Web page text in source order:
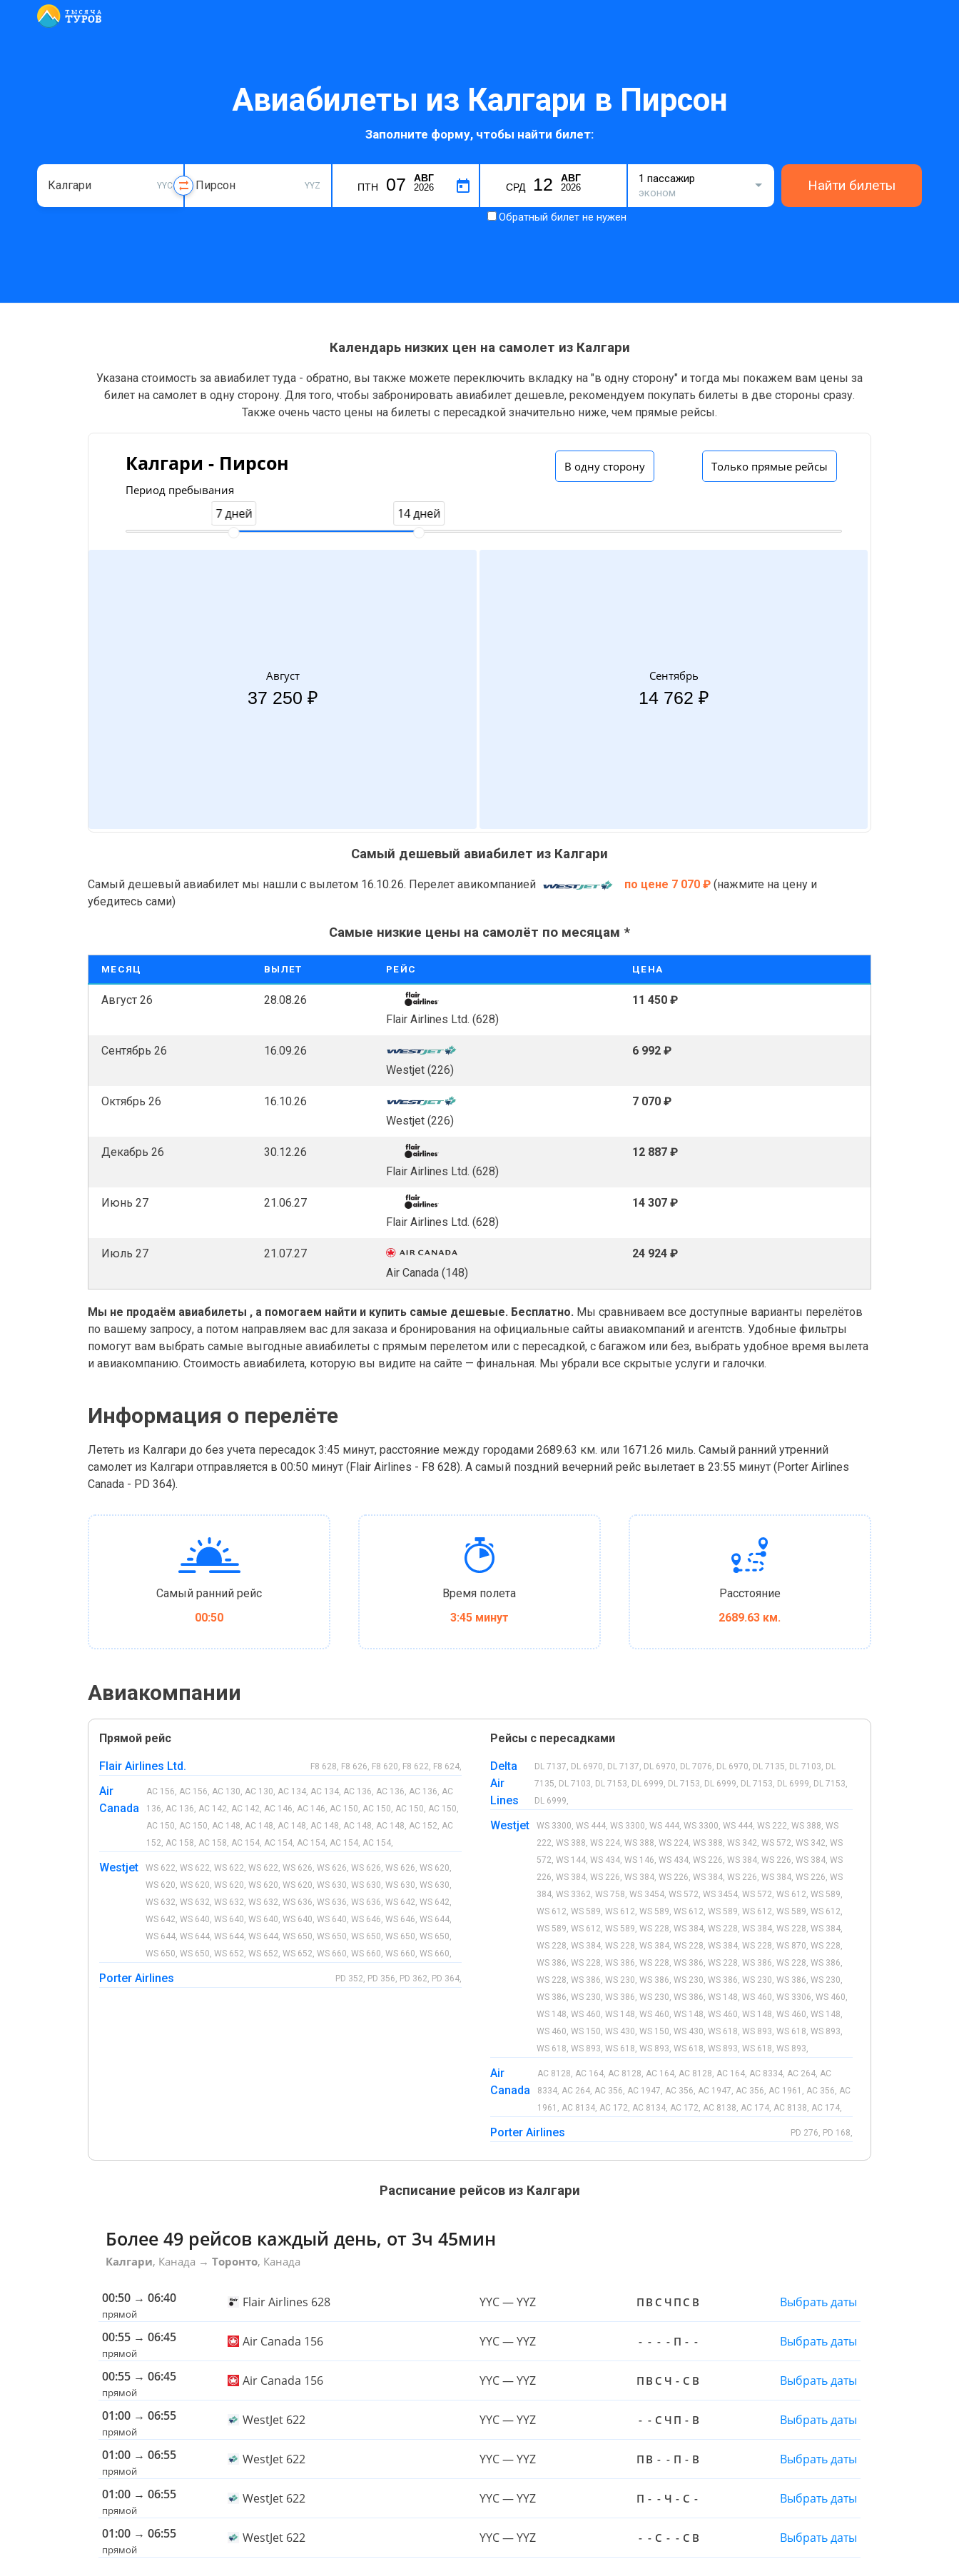
Авиабилеты из Калгари в Пирсон
Заполните форму, чтобы найти билет:
YYC YYZ ПТН 07 АВГ
2026 СРД 12 АВГ
2026
1 пассажир
эконом
Найти билеты
Обратный билет не нужен
Календарь низких цен на самолет из Калгари
Указана стоимость за авиабилет туда - обратно, вы также можете переключить вкладку на "в одну сторону" и тогда мы покажем вам цены за
билет на самолет в одну сторону. Для того, чтобы забронировать авиабилет дешевле, рекомендуем покупать билеты в две стороны сразу.
Также очень часто цены на билеты с пересадкой значительно ниже, чем прямые рейсы.
Калгари - Пирсон В одну сторону
Только прямые рейсы
Период пребывания
7 дней 14 дней
Август
37 250 ₽
Сентябрь
14 762 ₽
Самый дешевый авиабилет из Калгари
Самый дешевый авиабилет мы нашли с вылетом 16.10.26. Перелет авикомпанией по цене 7 070 ₽ (нажмите на цену и
убедитесь сами)
Самые низкие цены на самолёт по месяцам *
МЕСЯЦ ВЫЛЕТ РЕЙС ЦЕНА
Август 26
28.08.26
Flair Airlines Ltd. (628)
11 450 ₽
Сентябрь 26
16.09.26
Westjet (226)
6 992 ₽
Октябрь 26
16.10.26
Westjet (226)
7 070 ₽
Декабрь 26
30.12.26
Flair Airlines Ltd. (628)
12 887 ₽
Июнь 27
21.06.27
Flair Airlines Ltd. (628)
14 307 ₽
Июль 27
21.07.27
Air Canada (148)
24 924 ₽
Мы не продаём авиабилеты , а помогаем найти и купить самые дешевые. Бесплатно. Мы сравниваем все доступные варианты перелётов
по вашему запросу, а потом направляем вас для заказа и бронирования на официальные сайты авиакомпаний и агентств. Удобные фильтры
помогут вам выбрать самые выгодные авиабилеты с прямым перелетом или с пересадкой, с багажом или без, выбрать удобное время вылета
и авиакомпанию. Стоимость авиабилета, которую вы видите на сайте — финальная. Мы убрали все скрытые услуги и галочки.
Информация о перелёте
Лететь из Калгари до без учета пересадок 3:45 минут, расстояние между городами 2689.63 км. или 1671.26 миль. Самый ранний утренний
самолет из Калгари отправляется в 00:50 минут (Flair Airlines - F8 628). А самый поздний вечерний рейс вылетает в 23:55 минут (Porter Airlines
Canada - PD 364).
Самый ранний рейс
00:50
Время полета
3:45 минут
Расстояние
2689.63 км.
Авиакомпании
Прямой рейс
Flair Airlines Ltd. F8 628, F8 626, F8 620, F8 622, F8 624,
Air
Canada
AC 156, AC 156, AC 130, AC 130, AC 134, AC 134, AC 136, AC 136, AC 136, AC
136, AC 136, AC 142, AC 142, AC 146, AC 146, AC 150, AC 150, AC 150, AC 150,
AC 150, AC 150, AC 148, AC 148, AC 148, AC 148, AC 148, AC 148, AC 152, AC
152, AC 158, AC 158, AC 154, AC 154, AC 154, AC 154, AC 154,
Westjet
WS 622, WS 622, WS 622, WS 622, WS 626, WS 626, WS 626, WS 626, WS 620,
WS 620, WS 620, WS 620, WS 620, WS 620, WS 630, WS 630, WS 630, WS 630,
WS 632, WS 632, WS 632, WS 632, WS 636, WS 636, WS 636, WS 642, WS 642,
WS 642, WS 640, WS 640, WS 640, WS 640, WS 640, WS 646, WS 646, WS 644,
WS 644, WS 644, WS 644, WS 644, WS 650, WS 650, WS 650, WS 650, WS 650,
WS 650, WS 650, WS 652, WS 652, WS 652, WS 660, WS 660, WS 660, WS 660,
Porter Airlines PD 352, PD 356, PD 362, PD 364,
Рейсы с пересадками
Delta
Air
Lines
DL 7137, DL 6970, DL 7137, DL 6970, DL 7076, DL 6970, DL 7135, DL 7103, DL
7135, DL 7103, DL 7153, DL 6999, DL 7153, DL 6999, DL 7153, DL 6999, DL 7153,
DL 6999,
Westjet
WS 3300, WS 444, WS 3300, WS 444, WS 3300, WS 444, WS 222, WS 388, WS
222, WS 388, WS 224, WS 388, WS 224, WS 388, WS 342, WS 572, WS 342, WS
572, WS 144, WS 434, WS 146, WS 434, WS 226, WS 384, WS 226, WS 384, WS
226, WS 384, WS 226, WS 384, WS 226, WS 384, WS 226, WS 384, WS 226, WS
384, WS 3362, WS 758, WS 3454, WS 572, WS 3454, WS 572, WS 612, WS 589,
WS 612, WS 589, WS 612, WS 589, WS 612, WS 589, WS 612, WS 589, WS 612,
WS 589, WS 612, WS 589, WS 228, WS 384, WS 228, WS 384, WS 228, WS 384,
WS 228, WS 384, WS 228, WS 384, WS 228, WS 384, WS 228, WS 870, WS 228,
WS 386, WS 228, WS 386, WS 228, WS 386, WS 228, WS 386, WS 228, WS 386,
WS 228, WS 386, WS 230, WS 386, WS 230, WS 386, WS 230, WS 386, WS 230,
WS 386, WS 230, WS 386, WS 230, WS 386, WS 148, WS 460, WS 3306, WS 460,
WS 148, WS 460, WS 148, WS 460, WS 148, WS 460, WS 148, WS 460, WS 148,
WS 460, WS 150, WS 430, WS 150, WS 430, WS 618, WS 893, WS 618, WS 893,
WS 618, WS 893, WS 618, WS 893, WS 618, WS 893, WS 618, WS 893,
Air
Canada
AC 8128, AC 164, AC 8128, AC 164, AC 8128, AC 164, AC 8334, AC 264, AC
8334, AC 264, AC 356, AC 1947, AC 356, AC 1947, AC 356, AC 1961, AC 356, AC
1961, AC 8134, AC 172, AC 8134, AC 172, AC 8138, AC 174, AC 8138, AC 174,
Porter Airlines PD 276, PD 168,
Расписание рейсов из Калгари
Более 49 рейсов каждый день, от 3ч 45мин
Калгари, Канада → Торонто, Канада
00:50 → 06:40
прямой
Flair Airlines 628 YYC — YYZ П В С Ч П С В Выбрать даты
00:55 → 06:45
прямой
Air Canada 156 YYC — YYZ - - - - П - - Выбрать даты
00:55 → 06:45
прямой
Air Canada 156 YYC — YYZ П В С Ч - С В Выбрать даты
01:00 → 06:55
прямой
WestJet 622 YYC — YYZ - - С Ч П - В Выбрать даты
01:00 → 06:55
прямой
WestJet 622 YYC — YYZ П В - - П - В Выбрать даты
01:00 → 06:55
прямой
WestJet 622 YYC — YYZ П - - Ч - С - Выбрать даты
01:00 → 06:55
прямой
WestJet 622 YYC — YYZ - - С - - С В Выбрать даты